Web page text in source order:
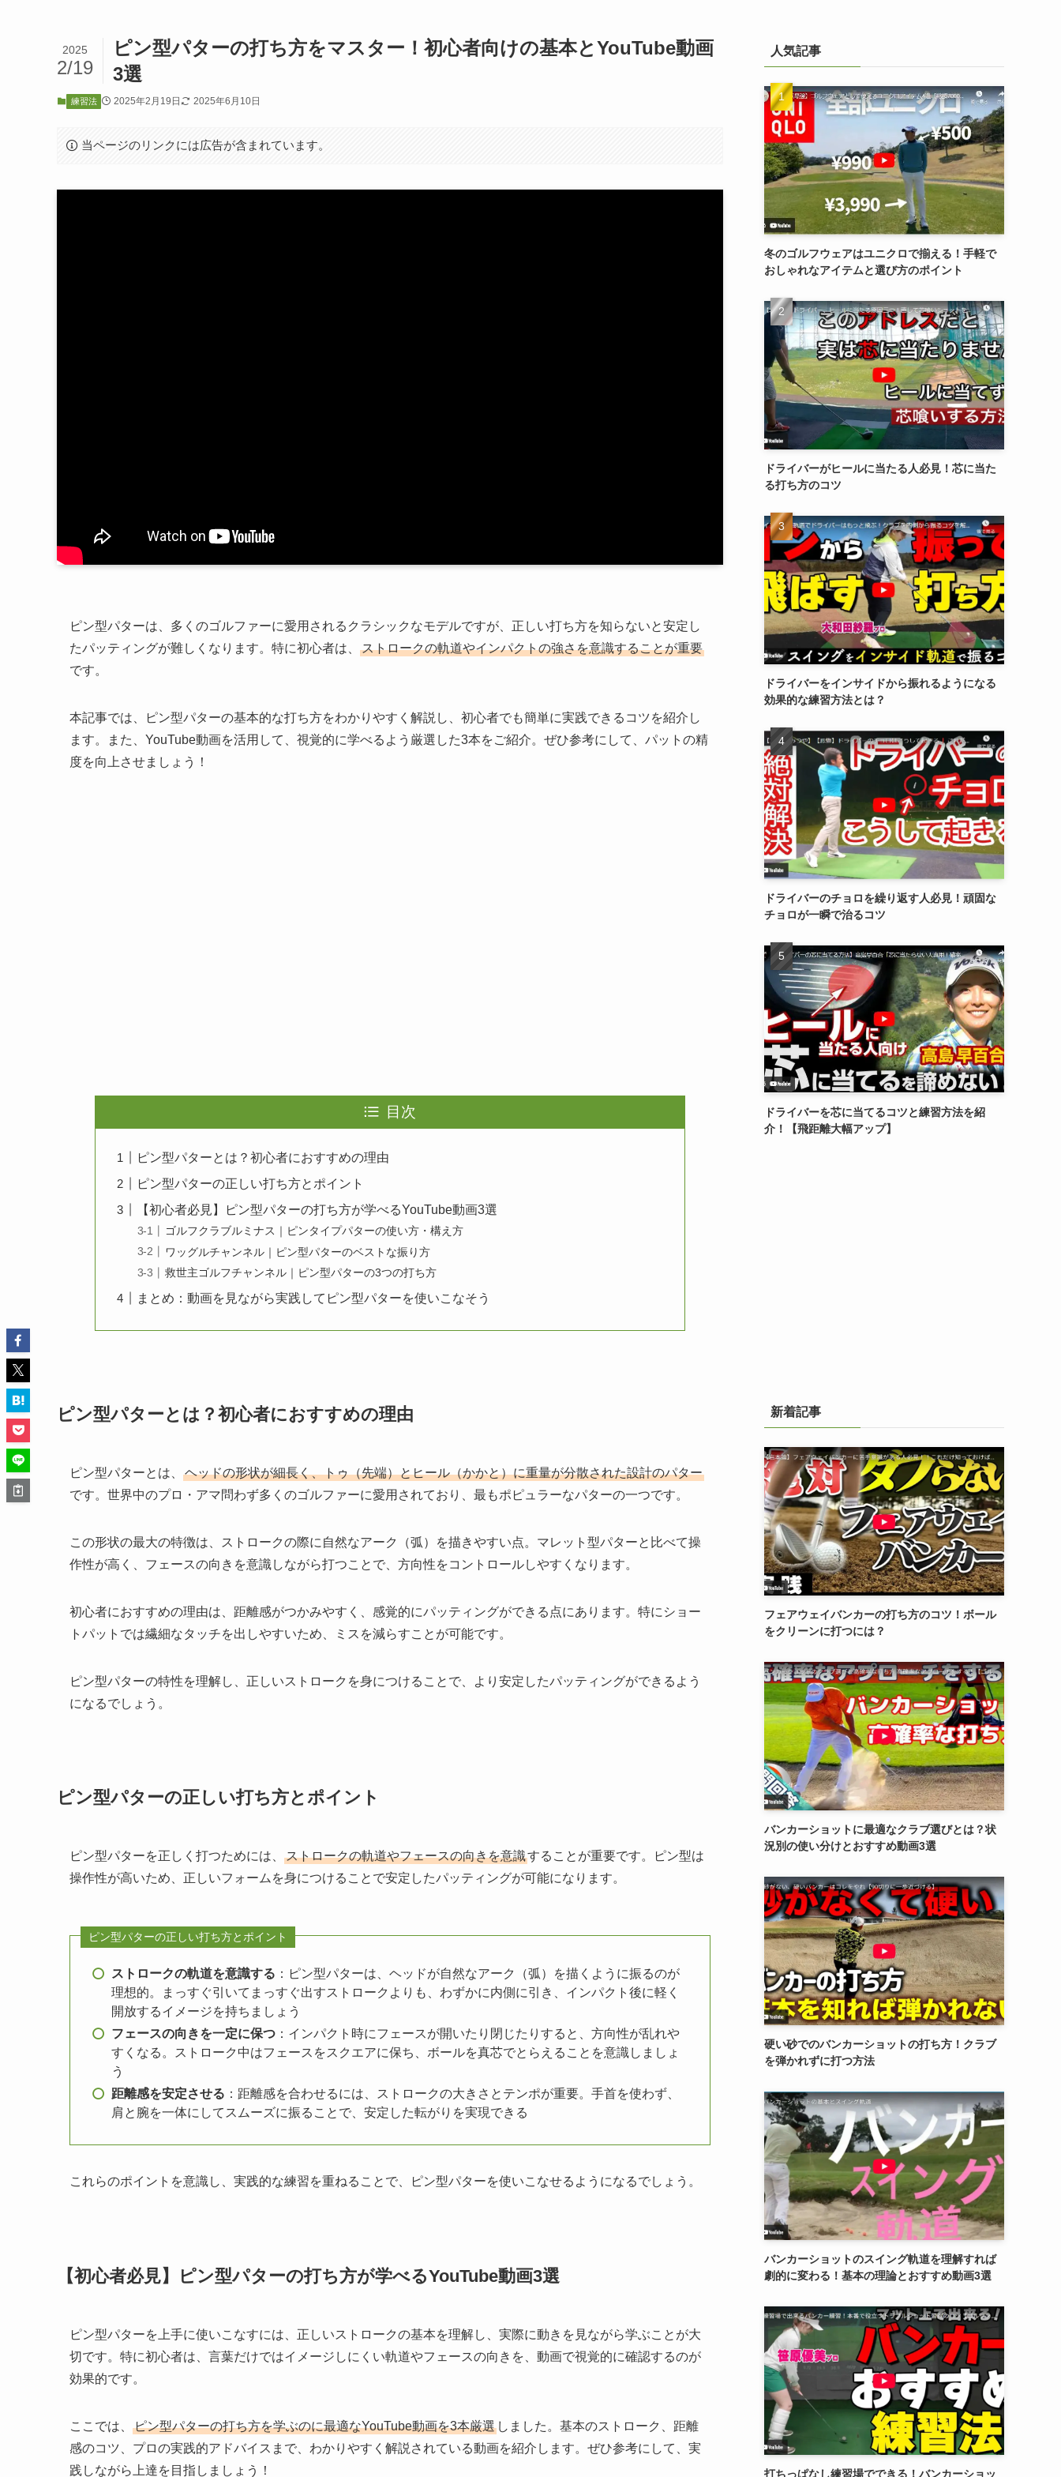
ピン型パターの打ち方をマスター！初心者向けの基本とYouTube動画
3選
2025
2/19
練習法 2025年2月19日 2025年6月10日
当ページのリンクには広告が含まれています。
ピン型パターは、多くのゴルファーに愛用されるクラシックなモデルですが、正しい打ち方を知らないと安定し
たパッティングが難しくなります。特に初心者は、
ストロークの軌道やインパクトの強さを意識することが重要
です。
本記事では、ピン型パターの基本的な打ち方をわかりやすく解説し、初心者でも簡単に実践できるコツを紹介し
ます。また、YouTube動画を活用して、視覚的に学べるよう厳選した3本をご紹介。ぜひ参考にして、パットの精
度を向上させましょう！
目次
ピン型パターとは？初心者におすすめの理由
ピン型パターの正しい打ち方とポイント
【初心者必見】ピン型パターの打ち方が学べるYouTube動画3選
ゴルフクラブルミナス｜ピンタイプパターの使い方・構え方
ワッグルチャンネル｜ピン型パターのベストな振り方
救世主ゴルフチャンネル｜ピン型パターの3つの打ち方
まとめ：動画を見ながら実践してピン型パターを使いこなそう
ピン型パターとは？初心者におすすめの理由
ピン型パターとは、
ヘッドの形状が細長く、トゥ（先端）とヒール（かかと）に重量が分散された設計のパター
です。世界中のプロ・アマ問わず多くのゴルファーに愛用されており、最もポピュラーなパターの一つです。
この形状の最大の特徴は、ストロークの際に自然なアーク（弧）を描きやすい点。マレット型パターと比べて操
作性が高く、フェースの向きを意識しながら打つことで、方向性をコントロールしやすくなります。
初心者におすすめの理由は、距離感がつかみやすく、感覚的にパッティングができる点にあります。特にショー
トパットでは繊細なタッチを出しやすいため、ミスを減らすことが可能です。
ピン型パターの特性を理解し、正しいストロークを身につけることで、より安定したパッティングができるよう
になるでしょう。
ピン型パターの正しい打ち方とポイント
ピン型パターを正しく打つためには、 ストロークの軌道やフェースの向きを意識することが重要です。ピン型は
操作性が高いため、正しいフォームを身につけることで安定したパッティングが可能になります。
ピン型パターの正しい打ち方とポイント
ストロークの軌道を意識する ：ピン型パターは、ヘッドが自然なアーク（弧）を描くように振るのが
理想的。まっすぐ引いてまっすぐ出すストロークよりも、わずかに内側に引き、インパクト後に軽く
開放するイメージを持ちましょう
フェースの向きを一定に保つ ：インパクト時にフェースが開いたり閉じたりすると、方向性が乱れや
すくなる。ストローク中はフェースをスクエアに保ち、ボールを真芯でとらえることを意識しましょ
う
距離感を安定させる ：距離感を合わせるには、ストロークの大きさとテンポが重要。手首を使わず、
肩と腕を一体にしてスムーズに振ることで、安定した転がりを実現できる
これらのポイントを意識し、実践的な練習を重ねることで、ピン型パターを使いこなせるようになるでしょう。
【初心者必見】ピン型パターの打ち方が学べるYouTube動画3選
ピン型パターを上手に使いこなすには、正しいストロークの基本を理解し、実際に動きを見ながら学ぶことが大
切です。特に初心者は、言葉だけではイメージしにくい軌道やフェースの向きを、動画で視覚的に確認するのが
効果的です。
ここでは、 ピン型パターの打ち方を学ぶのに最適なYouTube動画を3本厳選 しました。基本のストローク、距離
感のコツ、プロの実践的アドバイスまで、わかりやすく解説されている動画を紹介します。ぜひ参考にして、実
践しながら上達を目指しましょう！
人気記事
冬のゴルフウェアはユニクロで揃える！手軽で
おしゃれなアイテムと選び方のポイント
ドライバーがヒールに当たる人必見！芯に当た
る打ち方のコツ
ドライバーをインサイドから振れるようになる
効果的な練習方法とは？
ドライバーのチョロを繰り返す人必見！頑固な
チョロが一瞬で治るコツ
ドライバーを芯に当てるコツと練習方法を紹
介！【飛距離大幅アップ】
新着記事
フェアウェイバンカーの打ち方のコツ！ボール
をクリーンに打つには？
バンカーショットに最適なクラブ選びとは？状
況別の使い分けとおすすめ動画3選
硬い砂でのバンカーショットの打ち方！クラブ
を弾かれずに打つ方法
バンカーショットのスイング軌道を理解すれば
劇的に変わる！基本の理論とおすすめ動画3選
打ちっぱなし練習場でできる！バンカーショッ